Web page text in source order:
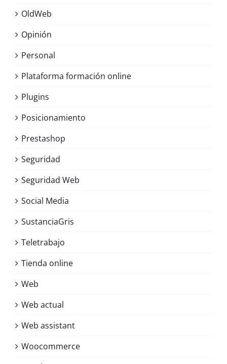
OldWeb
Opinión
Personal
Plataforma formación online
Plugins
Posicionamiento
Prestashop
Seguridad
Seguridad Web
Social Media
SustanciaGris
Teletrabajo
Tienda online
Web
Web actual
Web assistant
Woocommerce